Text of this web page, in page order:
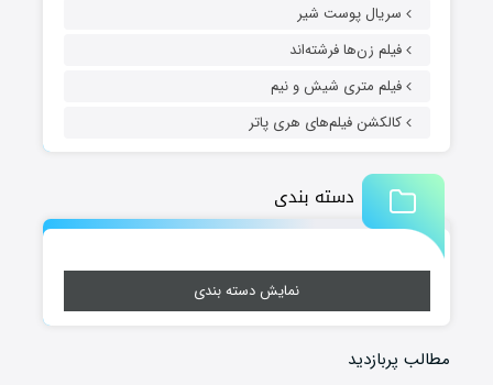
سریال پوست شیر
فیلم زن‌ها فرشته‌اند
فیلم متری شیش و نیم
کالکشن فیلم‌های هری پاتر
دسته بندی
نمایش دسته بندی
مطالب پربازدید